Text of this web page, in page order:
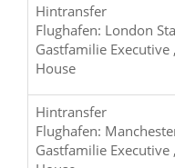
Hintransfer
Flughafen: London
Gastfamilie Executive
House
Hintransfer
Flughafen:
Gastfamilie Executive